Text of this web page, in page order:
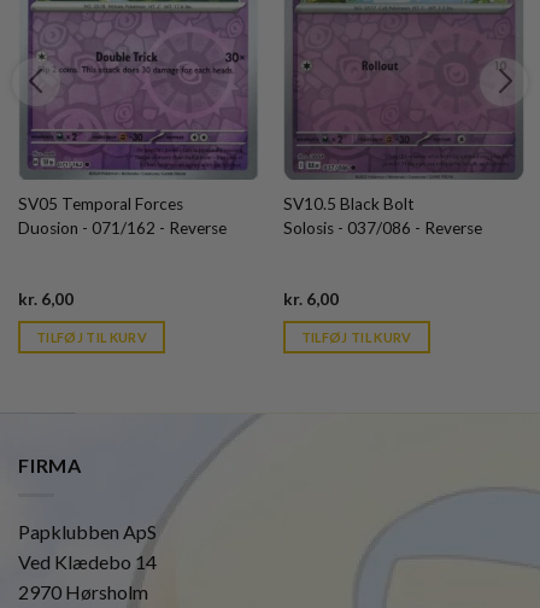
SV05 Temporal Forces
Duosion - 071/162 - Reverse
kr. 6,00Current
is:
kr. 39,95.
TILFØJ TIL KURV
SV10.5 Black Bolt
Solosis - 037/086 - Reverse
kr.6,00Current
is:
kr. 39,95.
TILFØJ TIL KURV
FIRMA
Papklubben ApS
Ved Klædebo 14
2970 Hørsholm